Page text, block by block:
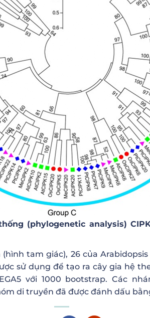
(phylogenetic analysis)
tam giác), 26 của
sử dụng để tạo ra cây gia hệ
với 1000 bootstrap. Các
di truyền đã được đánh dấu